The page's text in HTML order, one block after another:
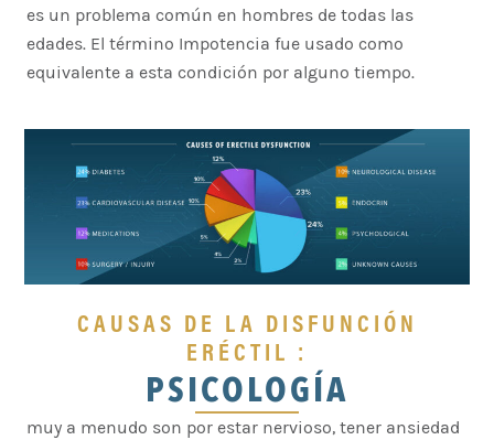
es un problema común en hombres de todas las
edades. El término Impotencia fue usado como
equivalente a esta condición por alguno tiempo.
CAUSAS DE LA DISFUNCIÓN
ERÉCTIL :
PSICOLOGÍA
muy a menudo son por estar nervioso, tener ansiedad